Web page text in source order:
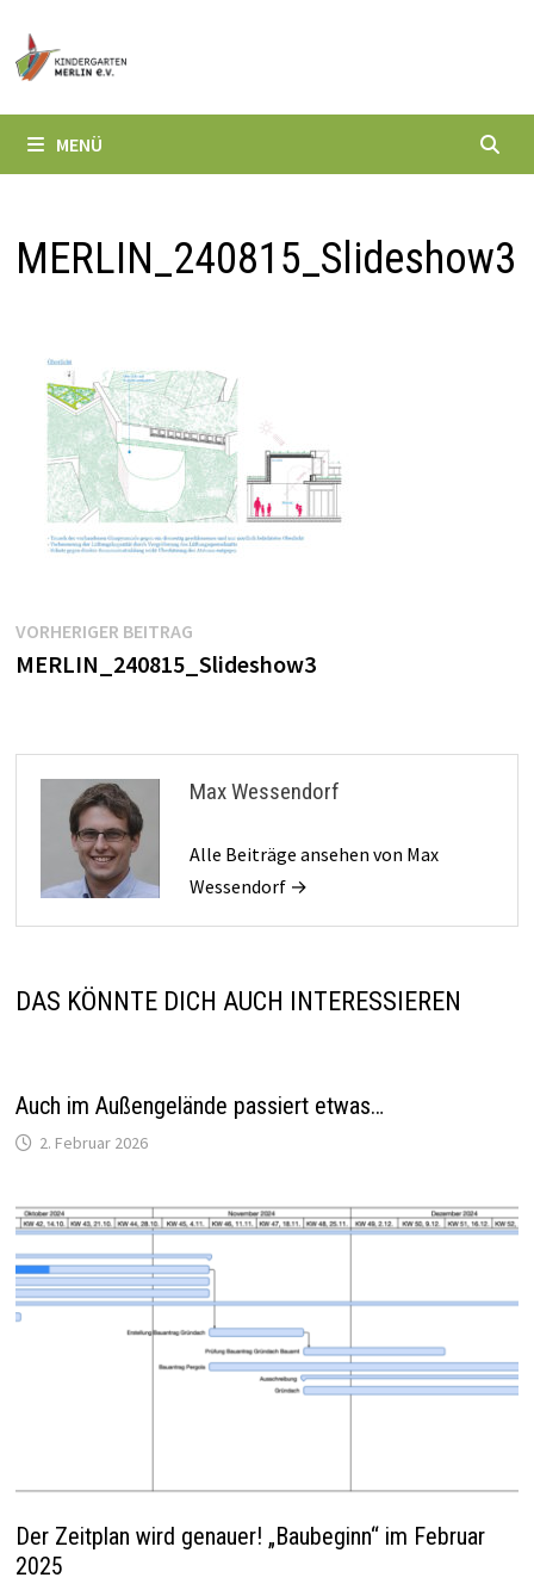
Inhalt
springen
MENÜ
MERLIN_240815_Slideshow3
Beitragsnavigation
VORHERIGER BEITRAGVorheriger
Beitrag:
MERLIN_240815_Slideshow3
Max Wessendorf
Alle Beiträge ansehen von Max
Wessendorf →
DAS KÖNNTE DICH AUCH INTERESSIEREN
Auch im Außengelände passiert etwas…
2. Februar 2026
Der Zeitplan wird genauer! „Baubeginn“ im Februar
2025